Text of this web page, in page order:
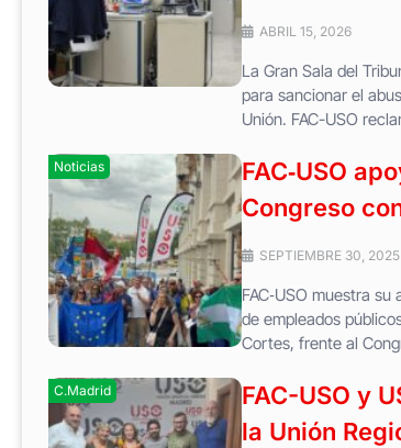
ABRIL 15, 2026
La Gran Sala del
para sancionar el
Unión. FAC-USO
Noticias
FAC‑USO
Congreso
SEPTIEMBRE 30, 2025
FAC‑USO muestra
de empleados
Cortes, frente al
C.Madrid
FAC-USO y
la Unión